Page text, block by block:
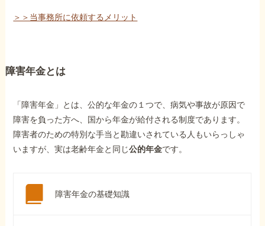
＞＞当事務所に依頼するメリット
障害年金とは
「障害年金」とは、公的な年金の１つで、病気や事故が原因で
障害を負った方へ、国から年金が給付される制度であります。
障害者のための特別な手当と勘違いされている人もいらっしゃ
いますが、実は老齢年金と同じ公的年金です。
障害年金の基礎知識